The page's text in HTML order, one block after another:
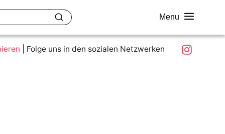
Menu
Was ist colour.education?
Ziele und Mitmachen
Folge uns in den sozialen Netzwerken Instagram